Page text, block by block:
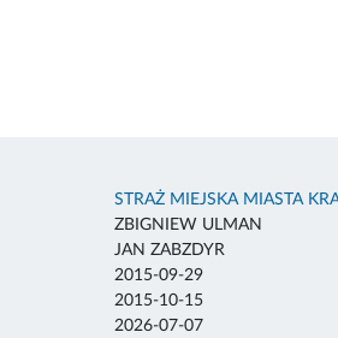
STRAŻ MIEJSKA MIASTA
ZBIGNIEW ULMAN
JAN ZABZDYR
2015-09-29
2015-10-15
2026-07-07